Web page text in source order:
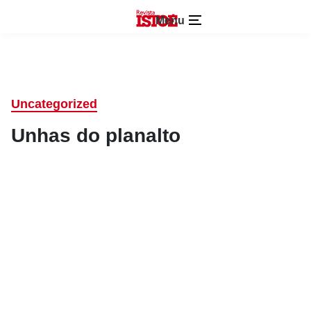
Menu
Uncategorized
Unhas do planalto